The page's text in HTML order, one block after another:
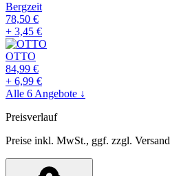
Bergzeit
78,50 €
+ 3,45 €
OTTO
84,99 €
+ 6,99 €
Alle 6 Angebote ↓
Preisverlauf
Preise inkl. MwSt., ggf. zzgl. Versand